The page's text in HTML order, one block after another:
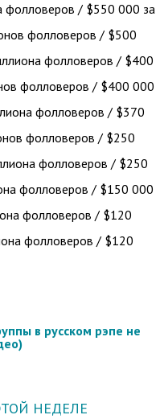
фолловеров / $550 000 за
фолловеров / $500
фолловеров / $400
фолловеров / $400 000
фолловеров / $370
фолловеров / $250
фолловеров / $250
фолловеров / $150 000
фолловеров / $120
фолловеров / $120
в русском рэпе не
НЕДЕЛЕ